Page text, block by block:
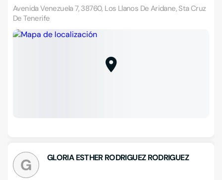
Avenida Venezuela 7, 38760, Los Llanos De Aridane, Sta Cruz
De Tenerife
G GLORIA ESTHER RODRIGUEZ RODRIGUEZ